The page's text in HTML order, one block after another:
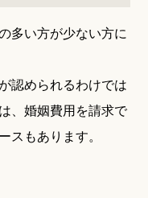
多い方が少ない方に
認められるわけでは
、婚姻費用を請求で
スもあります。